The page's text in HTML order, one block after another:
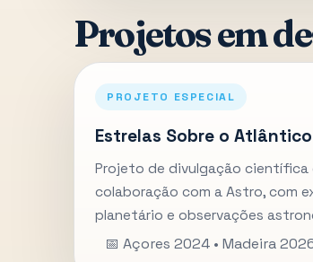
Projetos em
PROJETO ESPECIAL
Estrelas Sobre o Atlântico
Projeto de divulgação científica
colaboração com a Astro, com
planetário e observações
📅 Açores 2024 • Madeira